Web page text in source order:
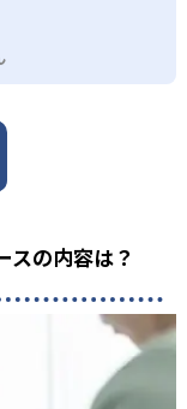
応は期待でき
しているため、
るかは不明だ。
。オンラインで
受講が難しい可
スの内容は？